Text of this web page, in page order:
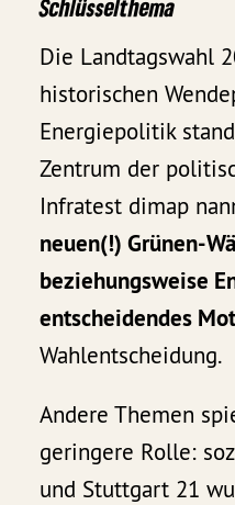
Schlüsselthema
Die Landtagswahl
historischen
Energiepolitik
Zentrum der
Infratest dimap
neuen(!) Grünen-
beziehungsweise
entscheidendes
Wahlentscheidung.
Andere Themen
geringere Rolle:
und Stuttgart 21